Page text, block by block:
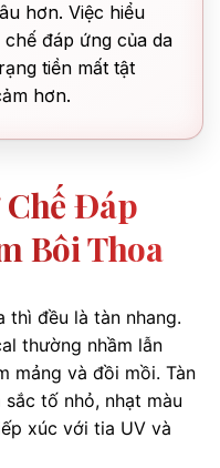
hơn. Việc hiểu
đáp ứng của da
tiền mất tật
hơn.
Chế Đáp
Bôi Thoa
thì đều là tàn nhang.
thường nhầm lẫn
mảng và đồi mồi. Tàn
tố nhỏ, nhạt màu
xúc với tia UV và